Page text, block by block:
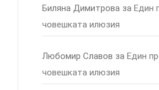
Биляна Димитрова за Един
човешката илюзия
Любомир Славов за Един
човешката илюзия